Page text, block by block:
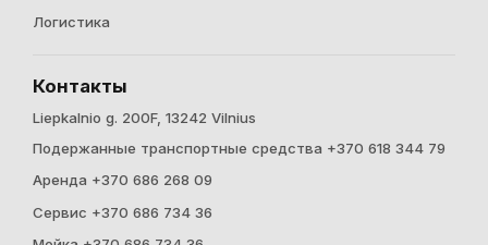
Логистика
Контакты
Liepkalnio g. 200F, 13242 Vilnius
Подержанные транспортные средства +370 618 344 79
Аренда +370 686 268 09
Cервис +370 686 734 36